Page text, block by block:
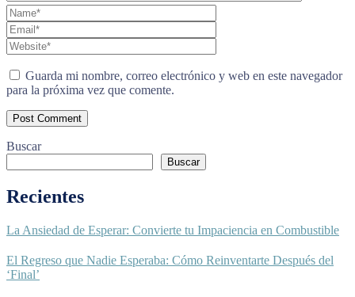
Guarda mi nombre, correo electrónico y web en este navegador
para la próxima vez que comente.
Buscar
Buscar
Recientes
La Ansiedad de Esperar: Convierte tu Impaciencia en Combustible
El Regreso que Nadie Esperaba: Cómo Reinventarte Después del
‘Final’